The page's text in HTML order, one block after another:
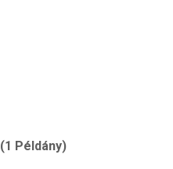
(1 Példány)